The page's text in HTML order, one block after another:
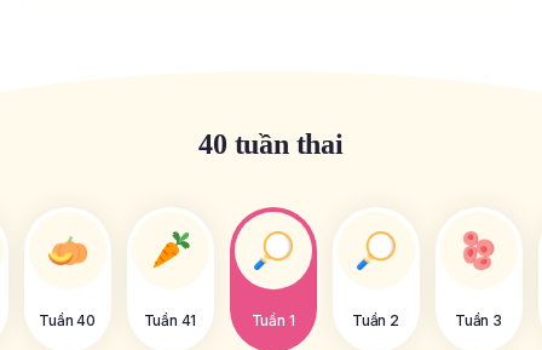
40 tuần thai
Tuần 40 Tuần 41 Tuần 1 Tuần 2 Tuần 3